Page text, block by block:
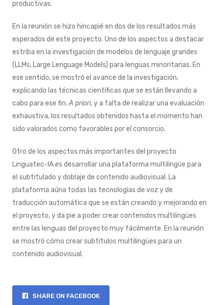
productivas.
En la reunión se hizo hincapié en dos de los resultados más
esperados de este proyecto. Uno de los aspectos a destacar
estriba en la investigación de modelos de lenguaje grandes
(LLMs, Large Lenguage Models) para lenguas minoritarias. En
ese sentido, se mostró el avance de la investigación,
explicando las técnicas científicas que se están llevando a
cabo para ese fin.A priori, y a falta de realizar una evaluación
exhaustiva, los resultados obtenidos hasta el momento han
sido valorados como favorables por el consorcio.
Otro de los aspectos más importantes del proyecto
Linguatec-IA es desarrollar una plataforma multilingüe para
el subtitulado y doblaje de contenido audiovisual. La
plataforma aúna todas las tecnologías de voz y de
traducción automática que se están creando y mejorando en
el proyecto, y da pie a poder crear contenidos multilingües
entre las lenguas del proyecto muy fácilmente. En la reunión
se mostró cómo crear subtítulos multilingües para un
contenido audiovisual.
SHARE ON FACEBOOK